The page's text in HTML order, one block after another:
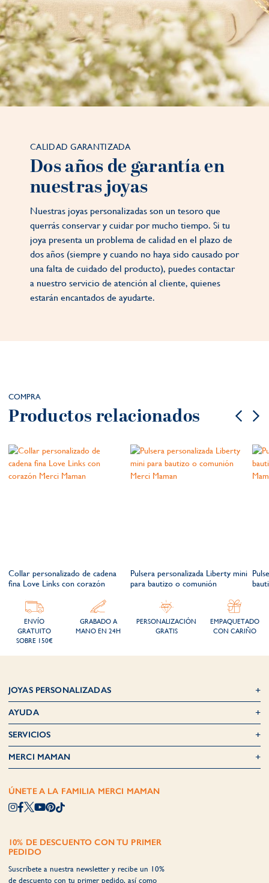
CALIDAD GARANTIZADA
Dos años de garantía en
nuestras joyas
Nuestras joyas personalizadas son un tesoro que
querrás conservar y cuidar por mucho tiempo. Si tu
joya presenta un problema de calidad en el plazo de
dos años (siempre y cuando no haya sido causado por
una falta de cuidado del producto), puedes contactar
a nuestro servicio de atención al cliente, quienes
estarán encantados de ayudarte.
COMPRA
Productos relacionados
Collar personalizado de cadena
fina Love Links con corazón
Pulsera personalizada Liberty mini
para bautizo o comunión
ENVÍO
GRATUITO
SOBRE 150€
GRABADO A
MANO EN 24H
PERSONALIZACIÓN
GRATIS
EMPAQUETADO
CON CARIÑO
JOYAS PERSONALIZADAS
AYUDA
SERVICIOS
MERCI MAMAN
ÚNETE A LA FAMILIA MERCI MAMAN
10% DE DESCUENTO CON TU PRIMER
PEDIDO
Suscríbete a nuestra newsletter y recibe un 10%
de descuento con tu primer pedido, así como